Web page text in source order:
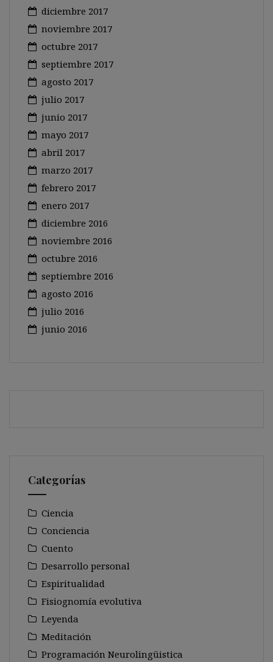
diciembre 2017
noviembre 2017
octubre 2017
septiembre 2017
agosto 2017
julio 2017
junio 2017
mayo 2017
abril 2017
marzo 2017
febrero 2017
enero 2017
diciembre 2016
noviembre 2016
octubre 2016
septiembre 2016
agosto 2016
julio 2016
junio 2016
Categorías
Ciencia
Conciencia
Cuento
Desarrollo personal
Espiritualidad
Fisiognomía evolutiva
Leyenda
Meditación
Programación Neurolingüistica